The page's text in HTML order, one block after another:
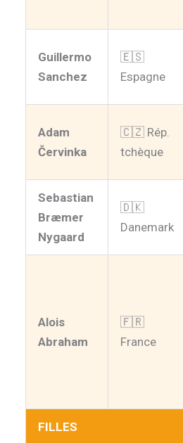
Guillermo
Sanchez
🇪🇸
Espagne
Adam
Červinka
🇨🇿 Rép.
tchèque
Sebastian
Bræmer
Nygaard
🇩🇰
Danemark
Alois
Abraham
🇫🇷
France
FILLES